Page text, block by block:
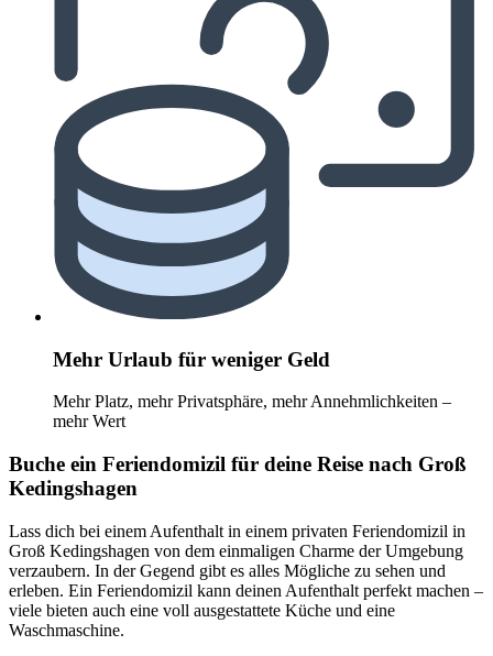
Mehr Urlaub für weniger Geld
Mehr Platz, mehr Privatsphäre, mehr Annehmlichkeiten –
mehr Wert
Buche ein Feriendomizil für deine Reise nach Groß
Kedingshagen
Lass dich bei einem Aufenthalt in einem privaten Feriendomizil in
Groß Kedingshagen von dem einmaligen Charme der Umgebung
verzaubern. In der Gegend gibt es alles Mögliche zu sehen und
erleben. Ein Feriendomizil kann deinen Aufenthalt perfekt machen –
viele bieten auch eine voll ausgestattete Küche und eine
Waschmaschine.